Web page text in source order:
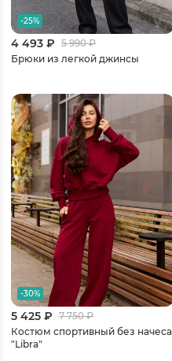
-25%
4 493 ₽ 5 990₽
Брюки из легкой джинсы
-30%
5 425 ₽ 7 750₽
Костюм спортивный без начеса
"Libra"